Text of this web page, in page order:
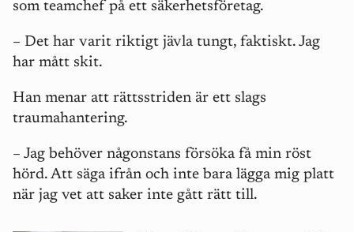
som teamchef på ett säkerhetsföretag.
– Det har varit riktigt jävla tungt, faktiskt. Jag
har mått skit.
Han menar att rättsstriden är ett slags
traumahantering.
– Jag behöver någonstans försöka få min röst
hörd. Att säga ifrån och inte bara lägga mig platt
när jag vet att saker inte gått rätt till.